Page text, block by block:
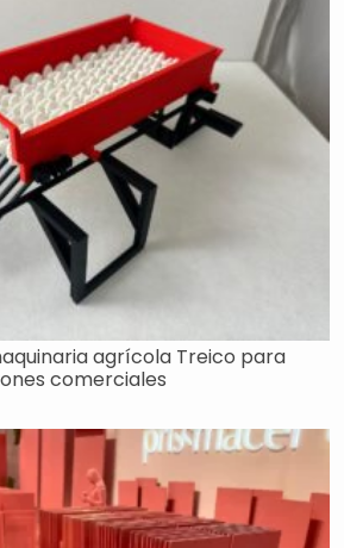
agrícola Treico para
comerciales